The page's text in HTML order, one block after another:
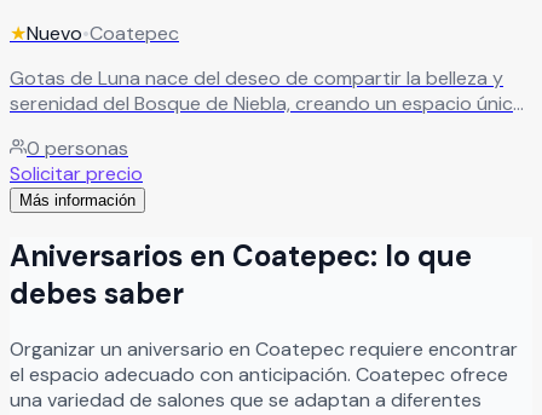
★Nuevo•Coatepec
Gotas de Luna nace del deseo de compartir la belleza y
serenidad del Bosque de Niebla, creando un espacio único
Rodeado de naturaleza, este lugar invita a conectar con el
entorno y con quienes más quieres, ofreciendo el
escenario perfecto para eventos que celebran el amor, la
experiencias que se quedan para siempre.
Leer más
0 personas
Solicitar precio
Más información
Aniversarios en Coatepec: lo que
debes saber
Organizarun aniversario en Coatepec requiere encontrar
el espacio adecuado con anticipación. Coatepec ofrece
una variedad de salones que se adaptan a diferentes